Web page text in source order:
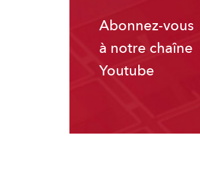
Abonnez-vous
à notre chaîne
Youtube